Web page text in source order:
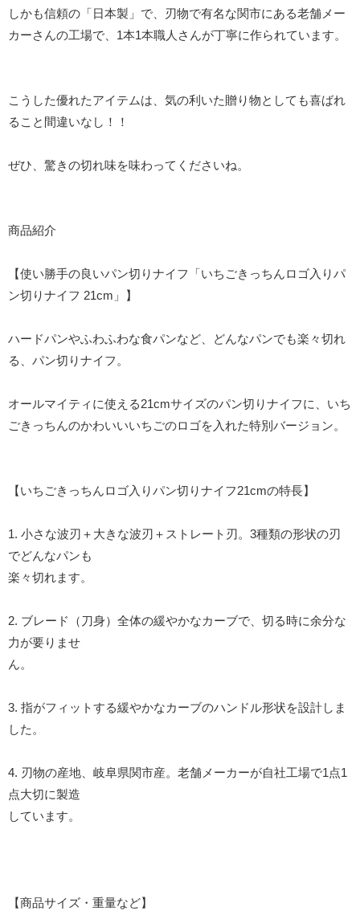
しかも信頼の「日本製」で、刃物で有名な関市にある老舗メー
カーさんの工場で、1本1本職人さんが丁寧に作られています。
こうした優れたアイテムは、気の利いた贈り物としても喜ばれ
ること間違いなし！！
ぜひ、驚きの切れ味を味わってくださいね。
商品紹介
【使い勝手の良いパン切りナイフ「いちごきっちんロゴ入りパ
ン切りナイフ 21cm」】
ハードパンやふわふわな食パンなど、どんなパンでも楽々切れ
る、パン切りナイフ。
オールマイティに使える21cmサイズのパン切りナイフに、いち
ごきっちんのかわいいいちごのロゴを入れた特別バージョン。
【いちごきっちんロゴ入りパン切りナイフ21cmの特長】
1. 小さな波刃＋大きな波刃＋ストレート刃。3種類の形状の刃
でどんなパンも
楽々切れます。
2. ブレード（刀身）全体の緩やかなカーブで、切る時に余分な
力が要りませ
ん。
3. 指がフィットする緩やかなカーブのハンドル形状を設計しま
した。
4. 刃物の産地、岐阜県関市産。老舗メーカーが自社工場で1点1
点大切に製造
しています。
【商品サイズ・重量など】